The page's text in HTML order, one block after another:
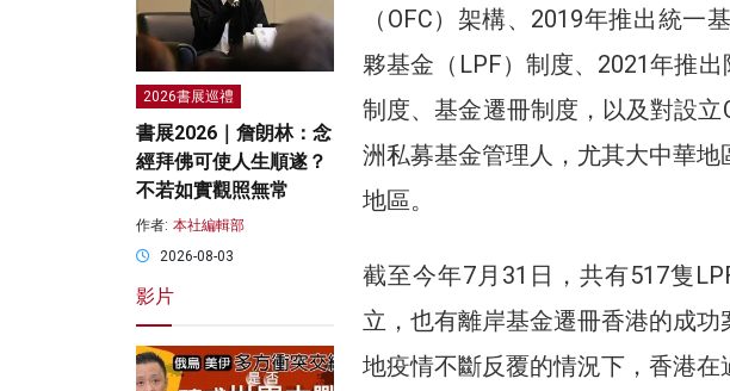
（OFC）架構、2019年推出統
夥基金（LPF）制度、2021年推
制度、基金遷冊制度，以及對設
洲私募基金管理人，尤其大中華
地區。
截至今年7月31日，共有517隻
立，也有離岸基金遷冊香港的成
地疫情不斷反覆的情況下，香港
2026書展巡禮
書展2026｜詹朗林：念
經拜佛可使人生順遂？
不若如實觀照無常
作者: 本社編輯部
2026-08-03
影片